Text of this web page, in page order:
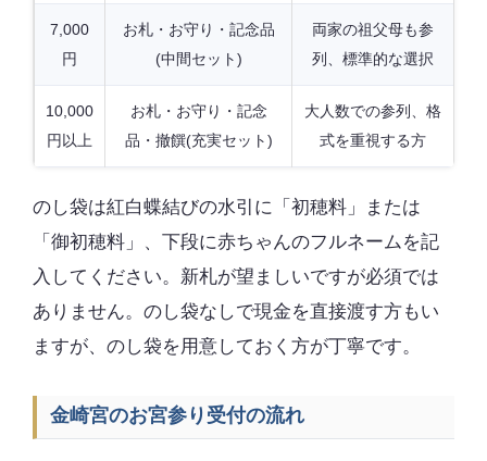
7,000
円
お札・お守り・記念品
(中間セット)
両家の祖父母も参
列、標準的な選択
10,000
円以上
お札・お守り・記念
品・撤饌(充実セット)
大人数での参列、格
式を重視する方
のし袋は紅白蝶結びの水引に「初穂料」または
「御初穂料」、下段に赤ちゃんのフルネームを記
入してください。新札が望ましいですが必須では
ありません。のし袋なしで現金を直接渡す方もい
ますが、のし袋を用意しておく方が丁寧です。
金崎宮のお宮参り受付の流れ